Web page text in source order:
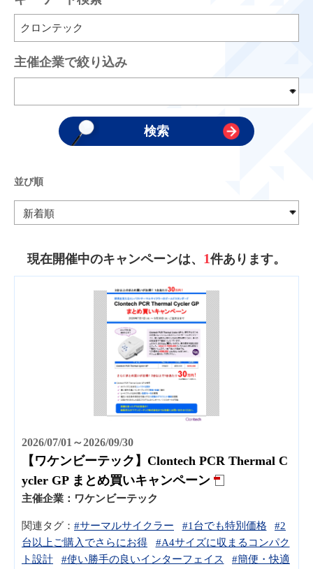
主催企業で絞り込み
並び順
現在開催中のキャンペーンは、 1件あります。
2026/07/01～2026/09/30
【ワケンビーテック】Clontech PCR Thermal C
ycler GP まとめ買いキャンペーン
主催企業： ワケンビーテック
関連タグ： #サーマルサイクラー #1台でも特別価格
#2
台以上ご購入でさらにお得
#A4サイズに収まるコンパク
ト設計
#使い勝手の良いインターフェイス
#簡便・快適